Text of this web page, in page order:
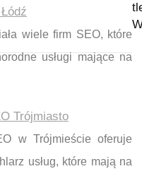
wiele firm SEO, które
usługi mające na
Trójmiasto
w Trójmieście oferuje
usług, które mają na